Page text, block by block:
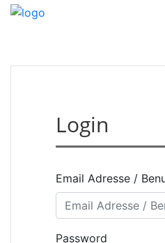
Login
Email Adresse /
Password